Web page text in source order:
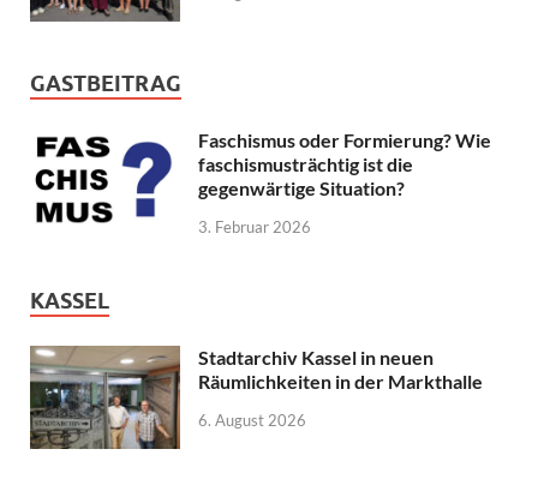
GASTBEITRAG
Faschismus oder Formierung? Wie
faschismusträchtig ist die
gegenwärtige Situation?
3. Februar 2026
KASSEL
Stadtarchiv Kassel in neuen
Räumlichkeiten in der Markthalle
6. August 2026